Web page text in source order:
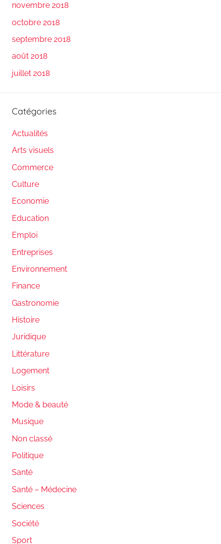
novembre 2018
octobre 2018
septembre 2018
août 2018
juillet 2018
Catégories
Actualités
Arts visuels
Commerce
Culture
Economie
Education
Emploi
Entreprises
Environnement
Finance
Gastronomie
Histoire
Juridique
Littérature
Logement
Loisirs
Mode & beauté
Musique
Non classé
Politique
Santé
Santé – Médecine
Sciences
Société
Sport